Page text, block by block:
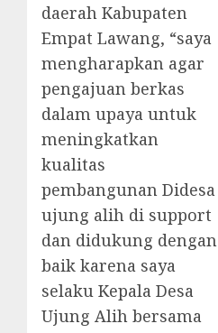
daerah Kabupaten
Empat Lawang, “saya
mengharapkan agar
pengajuan berkas
dalam upaya untuk
meningkatkan
kualitas
pembangunan Didesa
ujung alih di support
dan didukung dengan
baik karena saya
selaku Kepala Desa
Ujung Alih bersama